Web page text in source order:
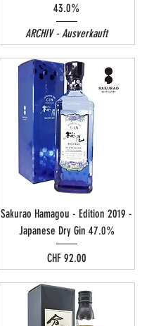
43.0%
ARCHIV - Ausverkauft
Sakurao Hamagou - Edition 2019 -
Japanese Dry Gin 47.0%
Preis
CHF 92.00